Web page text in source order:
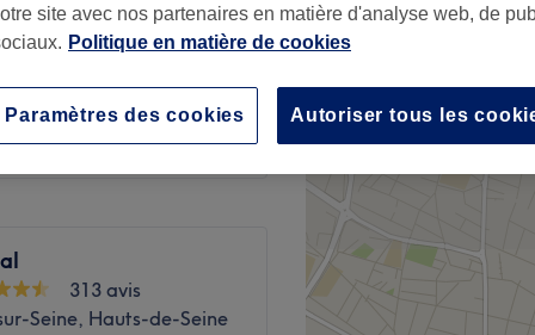
60 €
313 avis
Seine, Hauts-de-Seine
site avec nos partenaires en matière d'analyse web, de
Politique en matière de cookies
Autoriser tous les
Paramètres des cookies